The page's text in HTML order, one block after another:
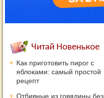
Читай Новенькое
Как приготовить пирог с
яблоками: самый простой
рецепт
Отбивные из говядины без